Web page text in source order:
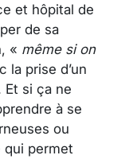
et hôpital de
de sa
« même si on
la prise d’un
Et si ça ne
à se
ou
qui permet